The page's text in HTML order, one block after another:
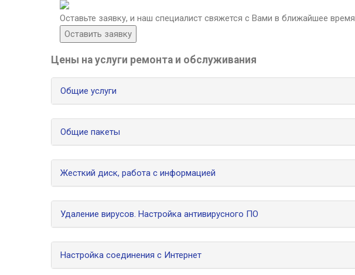
Оставьте заявку, и наш специалист свяжется с Вами в ближайшее время
Оставить заявку
Цены на услуги ремонта и обслуживания
Общие услуги
Общие пакеты
Жесткий диск, работа с информацией
Удаление вирусов. Настройка антивирусного ПО
Настройка соединения с Интернет